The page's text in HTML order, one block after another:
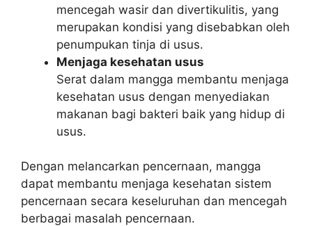
mencegah wasir dan divertikulitis, yang
merupakan kondisi yang disebabkan oleh
penumpukan tinja di usus.
Menjaga kesehatan usus
Serat dalam mangga membantu menjaga
kesehatan usus dengan menyediakan
makanan bagi bakteri baik yang hidup di
usus.
Dengan melancarkan pencernaan, mangga
dapat membantu menjaga kesehatan sistem
pencernaan secara keseluruhan dan mencegah
berbagai masalah pencernaan.